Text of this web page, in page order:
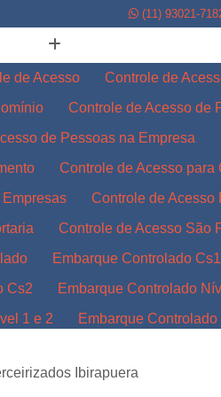
(11) 93021-
de Acesso
Controle de
Controle de Acesso de
de Pessoas na Empresa
Controle de Acesso para
Controle de Acesso
Controle de Acesso São
Embarque Controlado Cs1
Cs2
Embarque Controlado
1 e 2
Embarque Controlado
Indústrias
Embarque
Ibirapuera